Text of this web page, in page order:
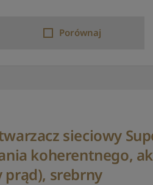
Porównaj
sieciowy
koherentnego,
srebrny